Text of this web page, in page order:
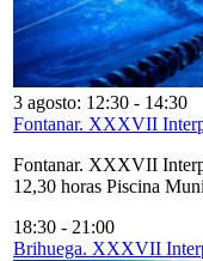
3 agosto: 12:30 - 14:30
Fontanar. XXXVII
Fontanar. XXXVII
12,30 horas Piscina
18:30 - 21:00
Brihuega. XXXVII